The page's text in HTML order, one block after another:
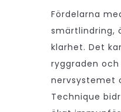
Fördelarna
smärtlindring,
klarhet. Det
ryggraden
nervsystemet
Technique